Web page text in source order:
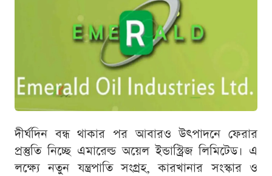
দীর্ঘদিন বন্ধ থাকার পর আবারও উৎপাদনে ফেরার
প্রস্তুতি নিচ্ছে এমারেল্ড অয়েল ইন্ডাস্ট্রিজ লিমিটেড। এ
লক্ষ্যে নতুন যন্ত্রপাতি সংগ্রহ, কারখানার সংস্কার ও